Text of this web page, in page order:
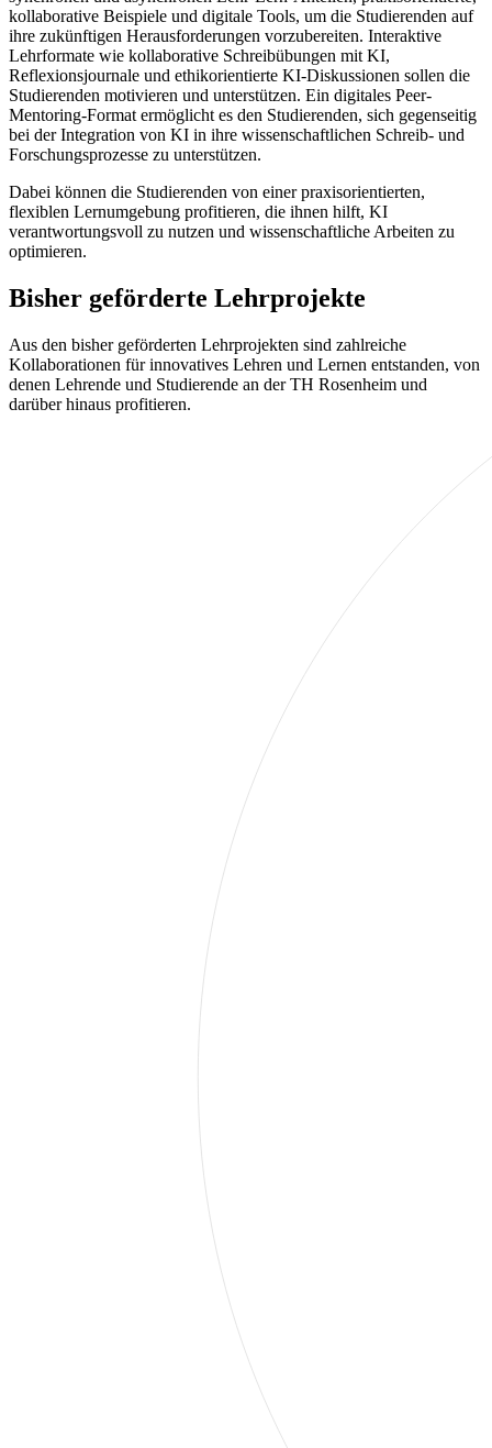
kollaborative Beispiele und digitale Tools, um die Studierenden auf
ihre zukünftigen Herausforderungen vorzubereiten. Interaktive
Lehrformate wie kollaborative Schreibübungen mit KI,
Reflexionsjournale und ethikorientierte KI-Diskussionen sollen die
Studierenden motivieren und unterstützen. Ein digitales Peer-
Mentoring-Format ermöglicht es den Studierenden, sich gegenseitig
bei der Integration von KI in ihre wissenschaftlichen Schreib- und
Forschungsprozesse zu unterstützen.
Dabei können die Studierenden von einer praxisorientierten,
flexiblen Lernumgebung profitieren, die ihnen hilft, KI
verantwortungsvoll zu nutzen und wissenschaftliche Arbeiten zu
optimieren.
Bisher geförderte Lehrprojekte
Aus den bisher geförderten Lehrprojekten sind zahlreiche
Kollaborationen für innovatives Lehren und Lernen entstanden, von
denen Lehrende und Studierende an der TH Rosenheim und
darüber hinaus profitieren.